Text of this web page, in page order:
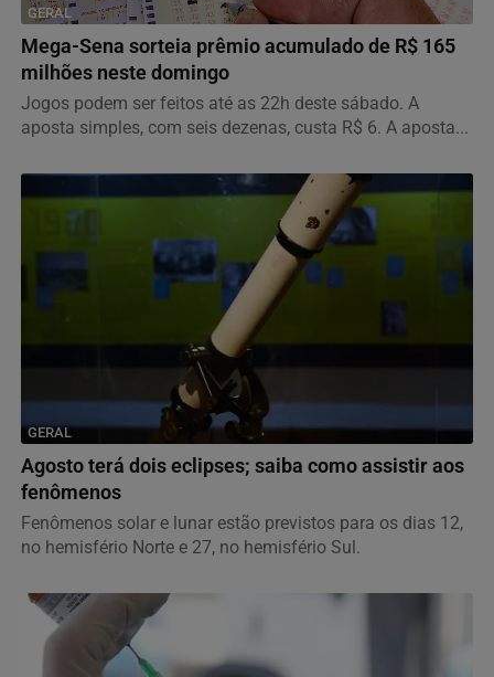
GERAL
Mega-Sena sorteia prêmio acumulado de R$ 165
milhões neste domingo
Jogos podem ser feitos até as 22h deste sábado. A
aposta simples, com seis dezenas, custa R$ 6. A aposta...
GERAL
Agosto terá dois eclipses; saiba como assistir aos
fenômenos
Fenômenos solar e lunar estão previstos para os dias 12,
no hemisfério Norte e 27, no hemisfério Sul.